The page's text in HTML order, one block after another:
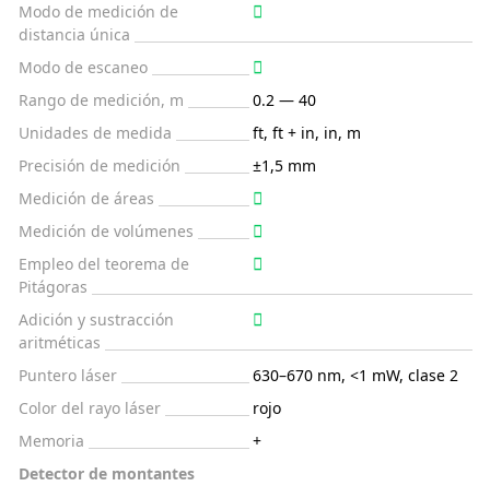
Modo de medición de
distancia única
Modo de escaneo
Rango de medición, m
0.2 — 40
Unidades de medida
ft, ft + in, in, m
Precisión de medición
±1,5 mm
Medición de áreas
Medición de volúmenes
Empleo del teorema de
Pitágoras
Adición y sustracción
aritméticas
Puntero láser
630–670 nm, <1 mW, clase 2
Color del rayo láser
rojo
Memoria
+
Detector de montantes